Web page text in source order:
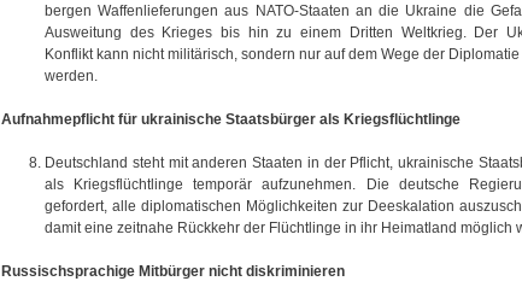
bergen Waffenlieferungen aus NATO-Staaten an die Ukraine die
Ausweitung des Krieges bis hin zu einem Dritten Weltkrieg. Der
Konflikt kann nicht militärisch, sondern nur auf dem Wege der
werden.
Aufnahmepflicht für ukrainische Staatsbürger als Kriegsflüchtlinge
Deutschland steht mit anderen Staaten in der Pflicht, ukrainische
als Kriegsflüchtlinge temporär aufzunehmen. Die deutsche
gefordert, alle diplomatischen Möglichkeiten zur Deeskalation
damit eine zeitnahe Rückkehr der Flüchtlinge in ihr Heimatland möglich
Russischsprachige Mitbürger nicht diskriminieren